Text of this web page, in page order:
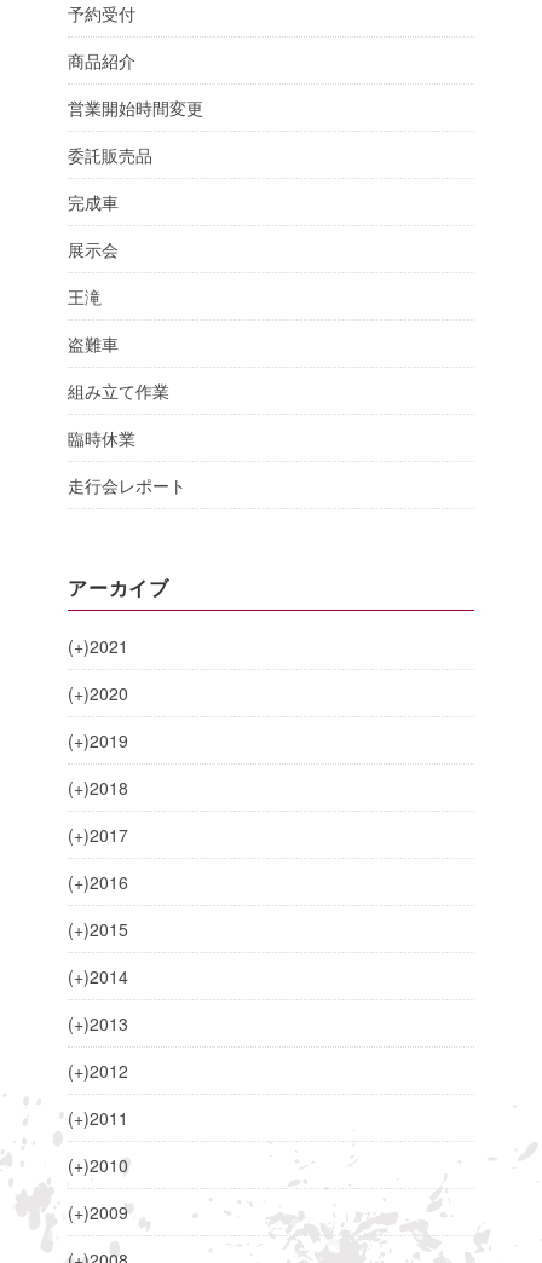
予約受付
商品紹介
営業開始時間変更
委託販売品
完成車
展示会
王滝
盗難車
組み立て作業
臨時休業
走行会レポート
アーカイブ
(+)2021
(+)2020
(+)2019
(+)2018
(+)2017
(+)2016
(+)2015
(+)2014
(+)2013
(+)2012
(+)2011
(+)2010
(+)2009